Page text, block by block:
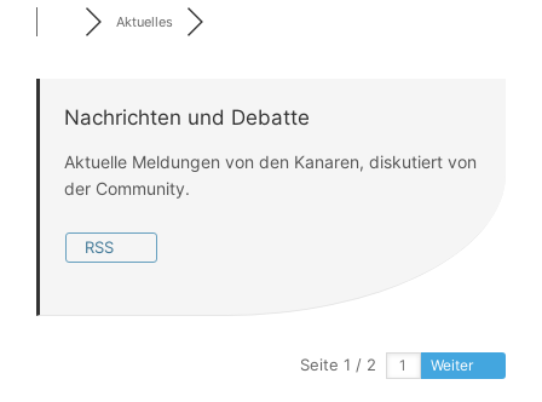
Aktuelles
Nachrichten und Debatte
Aktuelle Meldungen von den Kanaren, diskutiert von
der Community.
RSS
Seite 1 / 2 Weiter